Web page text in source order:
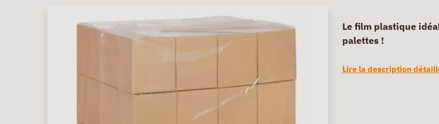
Le film plastique
palettes !
Lire la description